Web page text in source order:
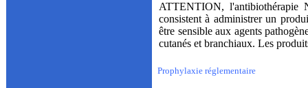
ATTENTION, l'antibiothérapie
consistent à administrer un
être sensible aux agents
cutanés et branchiaux. Les
Prophylaxie réglementaire